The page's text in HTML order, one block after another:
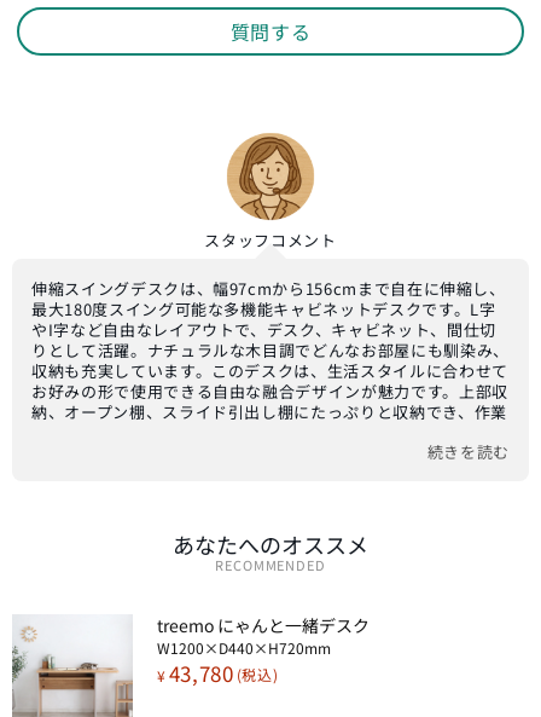
質問する
スタッフ コメント
伸縮スイングデスクは、幅97cmから156cmまで自在に伸縮し、
最大180度スイング可能な多機能キャビネットデスクです。L字
やI字など自由なレイアウトで、デスク、キャビネット、間仕切
りとして活躍。ナチュラルな木目調でどんなお部屋にも馴染み、
収納も充実しています。このデスクは、生活スタイルに合わせて
お好みの形で使用できる自由な融合デザインが魅力です。上部収
納、オープン棚、スライド引出し棚にたっぷりと収納でき、作業
やノートPCでの作業に最適。天板には最大幅で止まるストッパ
1560×D300×H700mm。オープン棚、上部収納、スライド収納
の内寸も詳細に設計されています。お客様組立品。アイデア次第
で様々な使い方ができるこのデスクで、お部屋のレイアウトを自
続きを読む
あなたへのオススメ
RECOMMENDED
treemo に​​ゃんと​​一緒​デスク​
W1200×D440×H720mm
¥43,780